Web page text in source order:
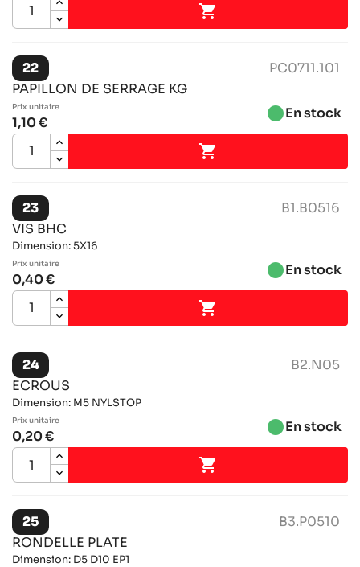

22
PC0711.101
PAPILLON DE SERRAGE KG
Prix ​​unitaire
1,10 € brightness_1En stock

23
B1.B0516
VIS BHC
Dimension: 5X16
Prix ​​unitaire
0,40 € brightness_1En stock

24
B2.N05
ECROUS
Dimension: M5 NYLSTOP
Prix ​​unitaire
0,20 € brightness_1En stock

25
B3.P0510
RONDELLE PLATE
Dimension: D5 D10 EP1